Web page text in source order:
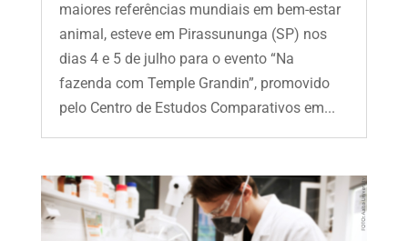
maiores referências mundiais em bem-estar
animal, esteve em Pirassununga (SP) nos
dias 4 e 5 de julho para o evento “Na
fazenda com Temple Grandin”, promovido
pelo Centro de Estudos Comparativos em...